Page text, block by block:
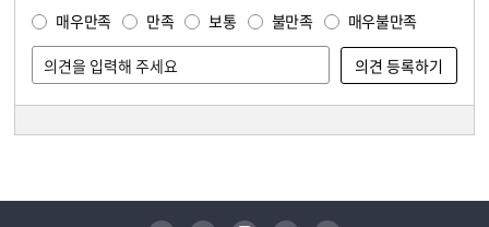
매우만족 만족 보통 불만족 매우불만족
유튜브 페이스북 인스타그램 블로그 트위터